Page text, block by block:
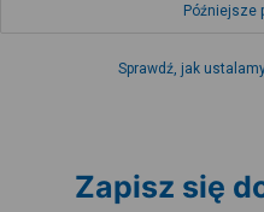
Późniejsze
Sprawdź, jak
Zapisz się